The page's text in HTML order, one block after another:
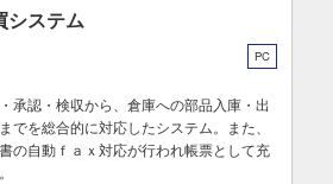
ステム
PC
承認・検収から、倉庫への部品入庫・出
でを総合的に対応したシステム。また、
の自動ｆａｘ対応が行われ帳票として充